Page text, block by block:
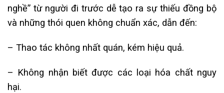
nghề” từ người đi trước dễ tạo ra sự thiếu đồng bộ
và những thói quen không chuẩn xác, dẫn đến:
– Thao tác không nhất quán, kém hiệu quả.
– Không nhận biết được các loại hóa chất nguy
hại.